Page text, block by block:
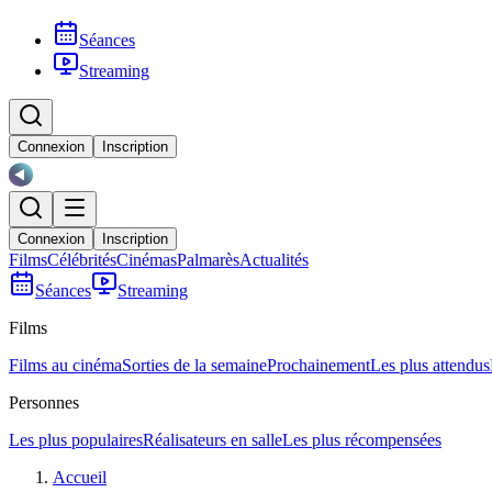
Séances
Streaming
Connexion Inscription
Connexion Inscription
FilmsCélébritésCinémasPalmarèsActualités
Séances
Streaming
Films
Films au cinémaSorties de la semaineProchainementLes plus attendus
Personnes
Les plus populairesRéalisateurs en salleLes plus récompensées
Accueil